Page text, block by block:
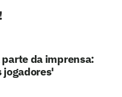
da imprensa:
jogadores'